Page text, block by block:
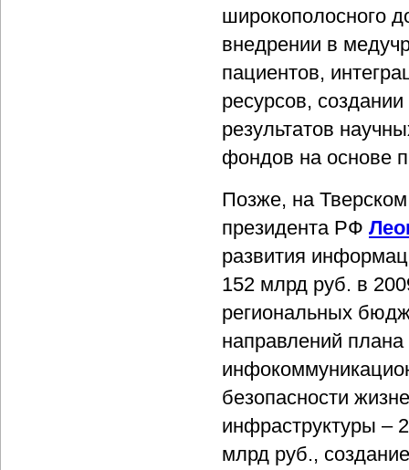
широкополосного
внедрении в
пациентов,
ресурсов,
результатов
фондов на основе
Позже, на
президента РФ
развития
152 млрд руб. в
региональных
направлений
безопасности
инфраструктуры –
млрд руб.,